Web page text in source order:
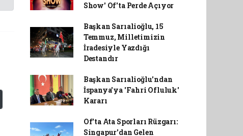
Show' Of'ta Perde Açıyor
Başkan Sarıalioğlu, 15
Temmuz, Milletimizin
İradesiyle Yazdığı
Destandır
Başkan Sarıalioğlu'ndan
İspanya'ya 'Fahri Ofluluk'
Kararı
Of'ta Ata Sporları Rüzgarı:
Singapur'dan Gelen